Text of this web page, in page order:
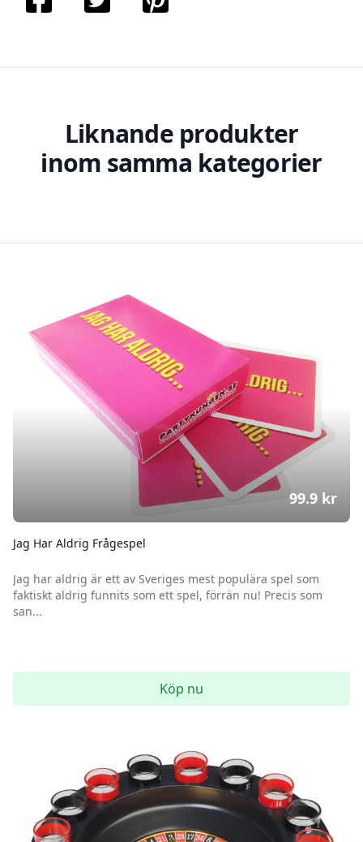
Liknande produkter
inom samma kategorier
Jag Har Aldrig Frågespel
Jag har aldrig är ett av Sveriges mest populära spel som
faktiskt aldrig funnits som ett spel, förrän nu! Precis som
san...
99.9 kr
Köp nu